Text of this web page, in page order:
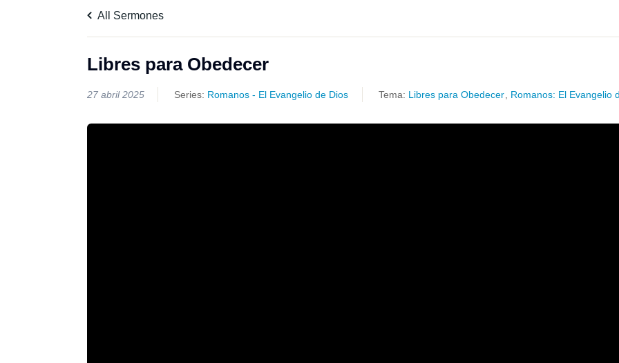
All Sermones
Libres para Obedecer
27 abril 2025 Series: Romanos - El Evangelio de Dios Tema: Libres para Obedecer, Romanos: El Evangelio